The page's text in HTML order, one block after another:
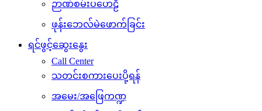
ဉာဏ်စမ်းပဟေဠိ
ဖုန်းဘေလ်မဲဖောက်ခြင်း
ရင်ဖွင့်ဆွေးနွေး
Call Center
သတင်းစကားပေးပို့ရန်
အမေး/အဖြေကဏ္ဍ